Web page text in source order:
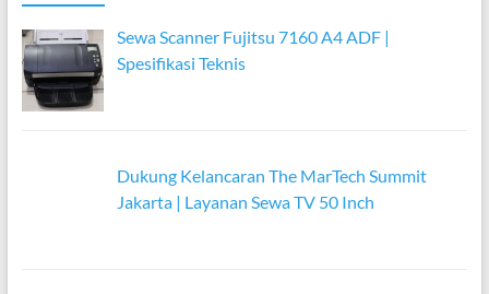
Sewa Scanner Fujitsu 7160 A4 ADF |
Spesifikasi Teknis
Dukung Kelancaran The MarTech Summit
Jakarta | Layanan Sewa TV 50 Inch